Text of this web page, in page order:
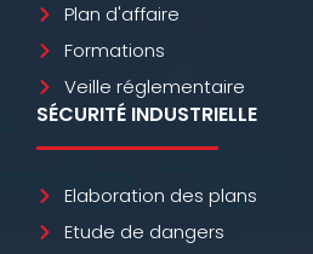
Plan d'affaire
Formations
Veille réglementaire
SÉCURITÉ INDUSTRIELLE
Elaboration des plans
Etude de dangers